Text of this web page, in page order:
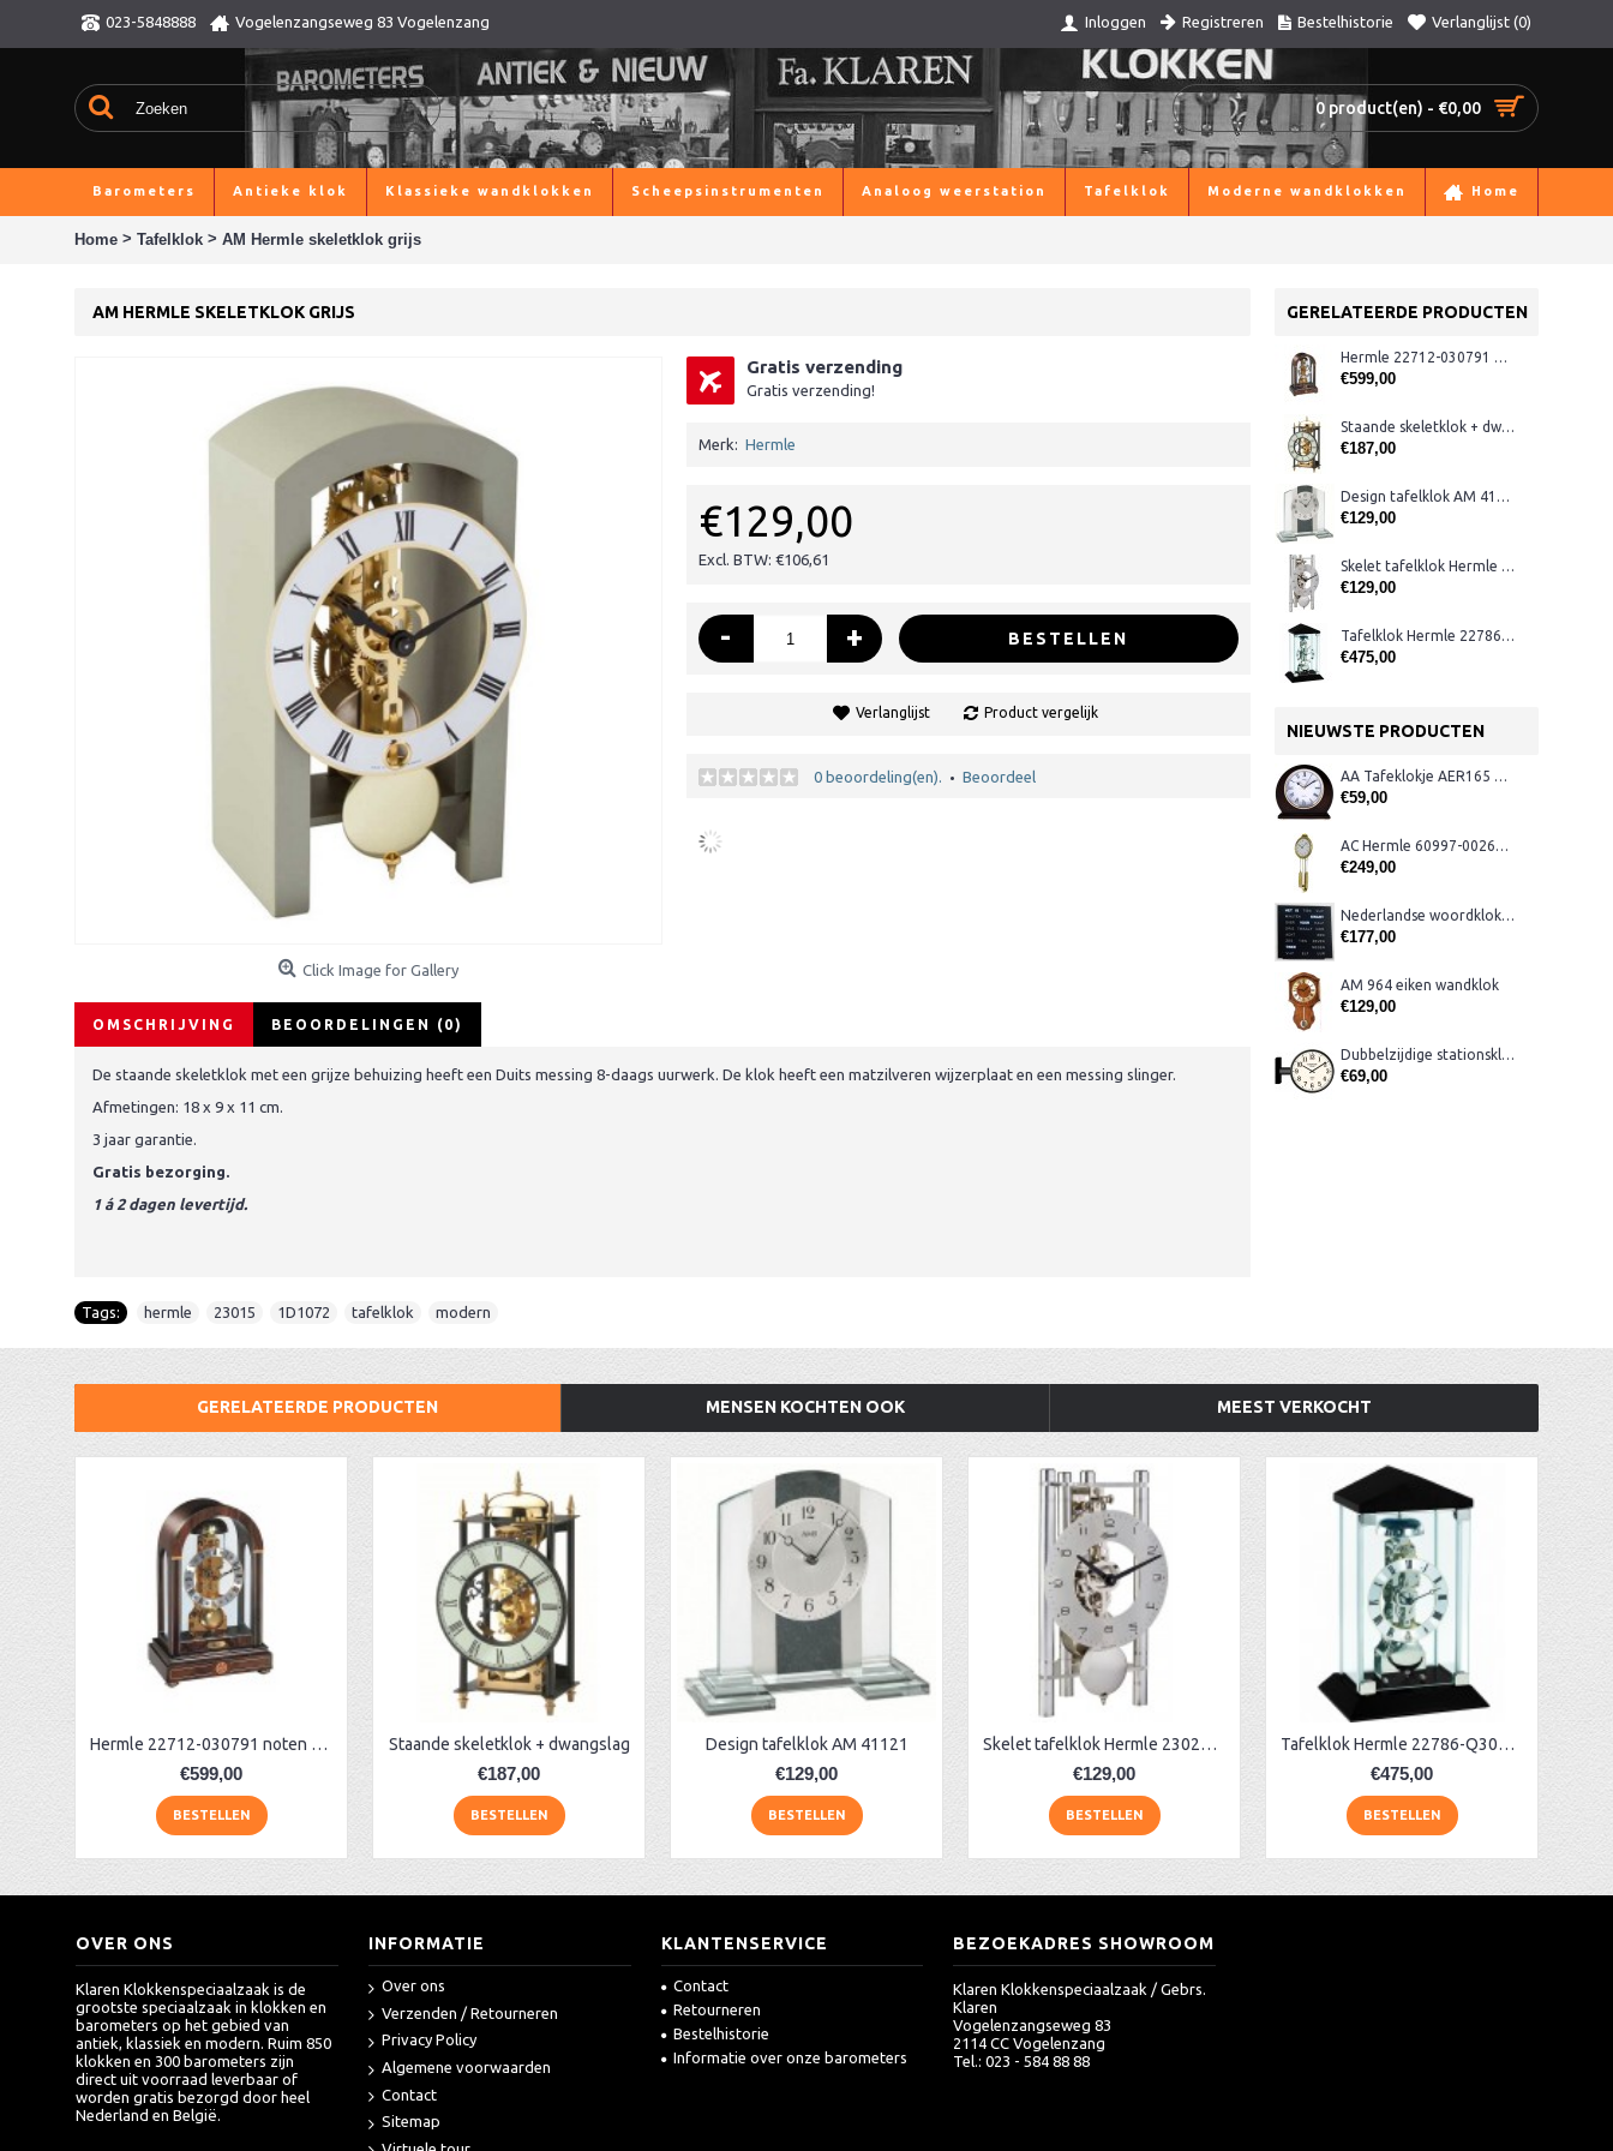
023-5848888 Vogelenzangseweg 83 Vogelenzang Inloggen Registreren Bestelhistorie Verlanglijst (0)
0 product(en) - €0,00
Barometers Antieke klok Klassieke wandklokken Scheepsinstrumenten Analoog weerstation Tafelklok Moderne wandklokken Home
Home > Tafelklok > AM Hermle skeletklok grijs
GERELATEERDE PRODUCTEN
Hermle 22712-030791 noten tafelklok
€599,00
Staande skeletklok + dwangslag
€187,00
Design tafelklok AM 41121
€129,00
Skelet tafelklok Hermle 23025-X40721
€129,00
Tafelklok Hermle 22786-Q30791
€475,00
NIEUWSTE PRODUCTEN
AA Tafeklokje AER165 noten
€59,00
AC Hermle 60997-00261 wandklok
€249,00
Nederlandse woordklok zwart AMS 1265
€177,00
AM 964 eiken wandklok
€129,00
Dubbelzijdige stationsklok metaal 1879
€69,00
AM HERMLE SKELETKLOK GRIJS
Click Image for Gallery
Gratis verzending
Gratis verzending!
Merk: Hermle
€129,00
Excl. BTW: €106,61
- + BESTELLEN
Verlanglijst Product vergelijk
0 beoordeling(en). • Beoordeel
OMSCHRIJVING BEOORDELINGEN (0)
De staande skeletklok met een grijze behuizing heeft een Duits messing 8-daags uurwerk. De klok heeft een matzilveren wijzerplaat en een messing slinger.
Afmetingen: 18 x 9 x 11 cm.
3 jaar garantie.
Gratis bezorging.
1 á 2 dagen levertijd.
Tags: hermle 23015 1D1072 tafelklok modern
GERELATEERDE PRODUCTEN MENSEN KOCHTEN OOK MEEST VERKOCHT
Hermle 22712-030791 noten tafelklok
€599,00
BESTELLEN
Staande skeletklok + dwangslag
€187,00
BESTELLEN
Design tafelklok AM 41121
€129,00
BESTELLEN
Skelet tafelklok Hermle 23025-X40721
€129,00
BESTELLEN
Tafelklok Hermle 22786-Q30791
€475,00
BESTELLEN
OVER ONS
Klaren Klokkenspeciaalzaak is de
grootste speciaalzaak in klokken en
barometers op het gebied van
antiek, klassiek en modern. Ruim 850
klokken en 300 barometers zijn
direct uit voorraad leverbaar of
worden gratis bezorgd door heel
Nederland en België.
INFORMATIE
Over ons
Verzenden / Retourneren
Privacy Policy
Algemene voorwaarden
Contact
Sitemap
KLANTENSERVICE
Contact
Retourneren
Bestelhistorie
Informatie over onze barometers
BEZOEKADRES SHOWROOM
Klaren Klokkenspeciaalzaak / Gebrs.
Klaren
Vogelenzangseweg 83
2114 CC Vogelenzang
Tel.: 023 - 584 88 88